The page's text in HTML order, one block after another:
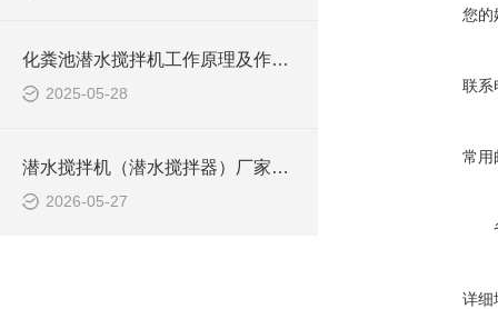
化粪池潜水搅拌机工作原理及作用特点、安装图、CAD结构图
2025-05-28
潜水搅拌机（潜水搅拌器）厂家选型指南
2026-05-27
您的
联系
常用
详细